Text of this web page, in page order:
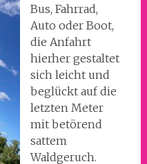
Bus, Fahrrad,
Auto oder Boot,
die Anfahrt
hierher gestaltet
sich leicht und
beglückt auf die
letzten Meter
mit betörend
sattem
Waldgeruch.